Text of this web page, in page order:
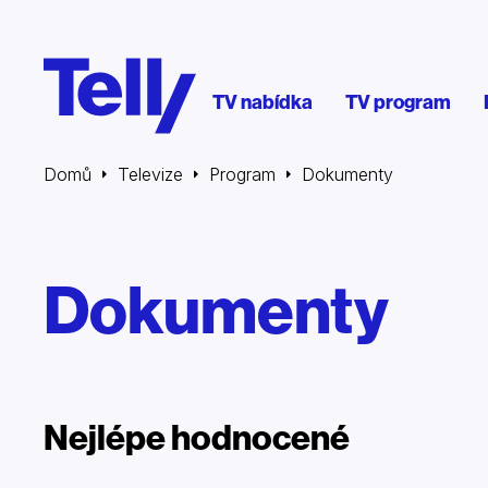
TV nabídka TV program
Domů Televize Program Dokumenty
Dokumenty
Nejlépe hodnocené